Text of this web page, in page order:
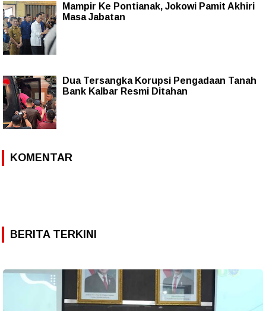
Mampir Ke Pontianak, Jokowi Pamit Akhiri
Masa Jabatan
Dua Tersangka Korupsi Pengadaan Tanah
Bank Kalbar Resmi Ditahan
KOMENTAR
BERITA TERKINI